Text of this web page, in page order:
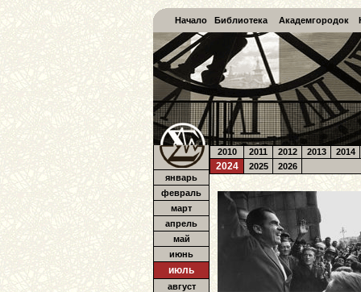
Начало Библиотека Академгородок
январь
февраль
март
апрель
май
июнь
июль
август
2010 2011 2012 2013 2014
2024 2025 2026